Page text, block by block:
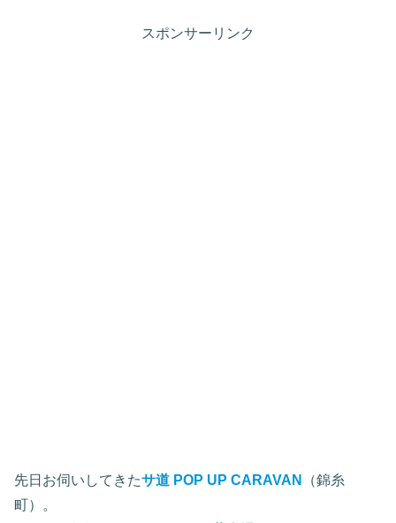
スポンサーリンク
先日お伺いしてきたサ道 POP UP CARAVAN
（錦糸
町）。